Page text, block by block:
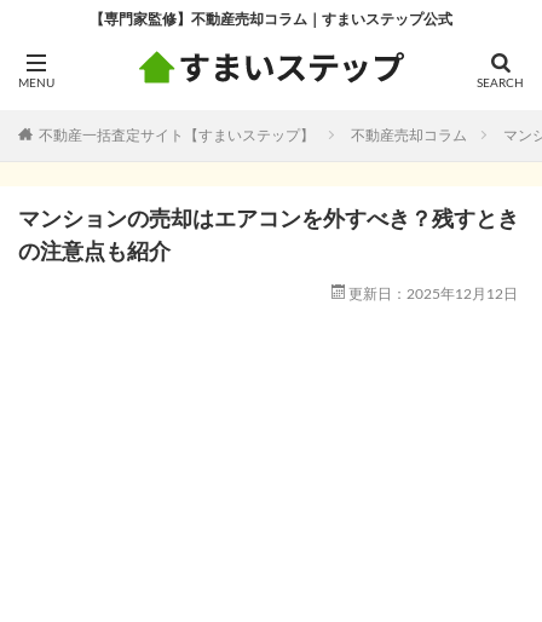
【専門家監修】不動産売却コラム｜すまいステップ公式
不動産一括査定サイト【すまいステップ】 不動産売却コラム マン
マンションの売却はエアコンを外すべき？残すとき
の注意点も紹介
更新日：2025年12月12日